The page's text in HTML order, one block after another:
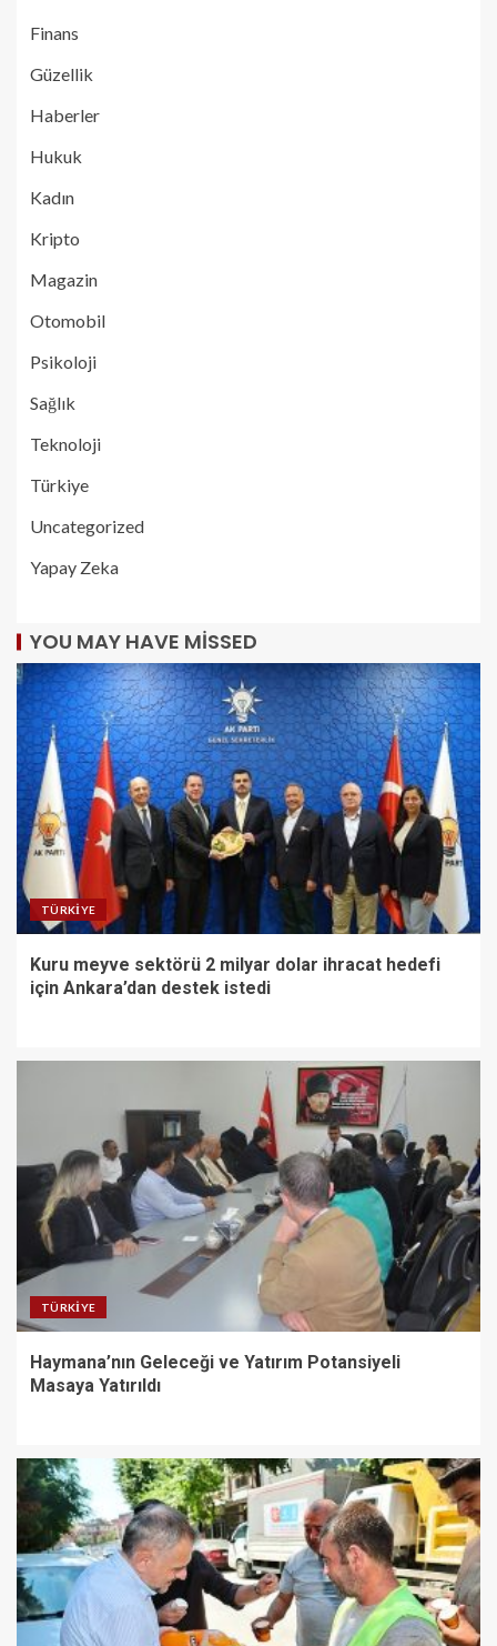
Finans
Güzellik
Haberler
Hukuk
Kadın
Kripto
Magazin
Otomobil
Psikoloji
Sağlık
Teknoloji
Türkiye
Uncategorized
Yapay Zeka
YOU MAY HAVE MISSED
TÜRKIYE
Kuru meyve sektörü 2 milyar dolar ihracat hedefi
için Ankara’dan destek istedi
TÜRKIYE
Haymana’nın Geleceği ve Yatırım Potansiyeli
Masaya Yatırıldı